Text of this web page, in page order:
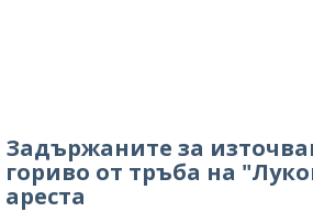
Задържаните за
гориво от тръба на
ареста